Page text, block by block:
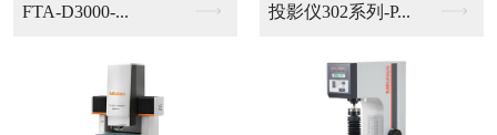
手动影像测量仪403...